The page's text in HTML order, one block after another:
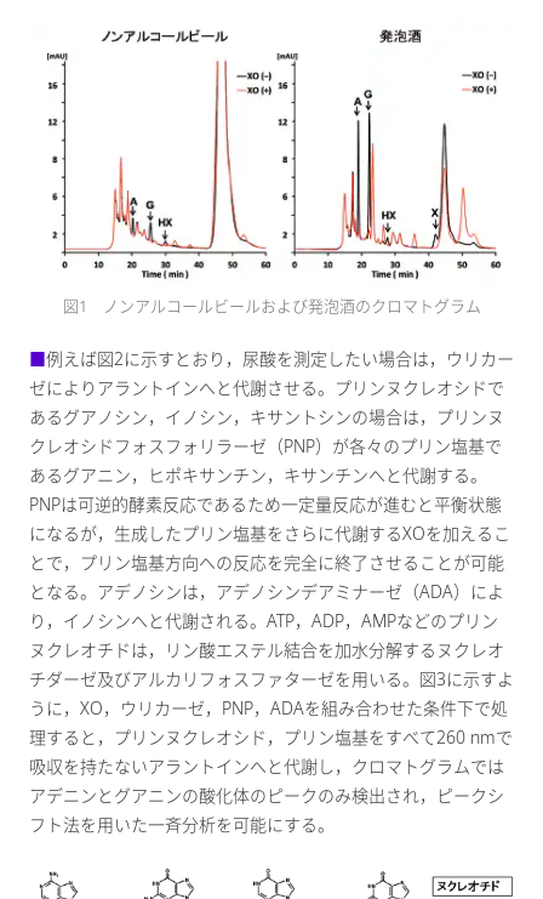
図1 ノンアルコールビールおよび発泡酒のクロマトグラム
■例えば図2に示すとおり，尿酸を測定したい場合は，ウリカー
ゼによりアラントインへと代謝させる。プリンヌクレオシドで
あるグアノシン，イノシン，キサントシンの場合は，プリンヌ
クレオシドフォスフォリラーゼ（PNP）が各々のプリン塩基で
あるグアニン，ヒポキサンチン，キサンチンへと代謝する。
PNPは可逆的酵素反応であるため一定量反応が進むと平衡状態
になるが，生成したプリン塩基をさらに代謝するXOを加えるこ
とで，プリン塩基方向への反応を完全に終了させることが可能
となる。アデノシンは，アデノシンデアミナーゼ（ADA）によ
り，イノシンへと代謝される。ATP，ADP，AMPなどのプリン
ヌクレオチドは，リン酸エステル結合を加水分解するヌクレオ
チダーゼ及びアルカリフォスファターゼを用いる。図3に示すよ
うに，XO，ウリカーゼ，PNP，ADAを組み合わせた条件下で処
理すると，プリンヌクレオシド，プリン塩基をすべて260 nmで
吸収を持たないアラントインへと代謝し，クロマトグラムでは
アデニンとグアニンの酸化体のピークのみ検出され，ピークシ
フト法を用いた一斉分析を可能にする。